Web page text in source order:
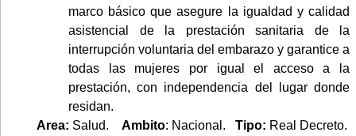
marco básico que asegure la igualdad y calidad
asistencial de la prestación sanitaria de la
interrupción voluntaria del embarazo y garantice a
todas las mujeres por igual el acceso a la
prestación, con independencia del lugar donde
residan.
Area: Salud. Ambito: Nacional. Tipo: Real Decreto.